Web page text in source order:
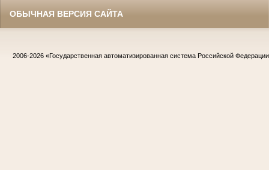
ОБЫЧНАЯ ВЕРСИЯ САЙТА
2006-2026 «Государственная автоматизированная система Российской